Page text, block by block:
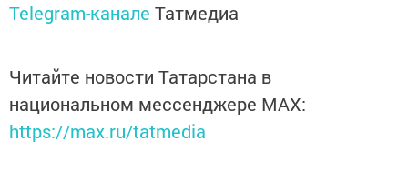
Telegram-канале Татмедиа
Читайте новости Татарстана в
национальном мессенджере MАХ:
https://max.ru/tatmedia